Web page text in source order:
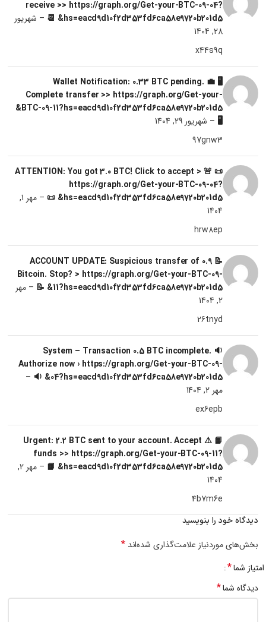
receive >> https://graph.org/Get-your-BTC-09-04?
hs=eacd9d10f2d353fd6ca58e9720b201d5& 📆
– شهریور
28, 1404
x44s9q
🖥 💼 Wallet Notification: 0.33 BTC pending.
Complete transfer >> https://graph.org/Get-your-
BTC-09-11?hs=eacd9d10f2d353fd6ca58e9720b201d5&
🖥
– شهریور 29, 1404
97gnw3
📜 🚨 ATTENTION: You got 3.0 BTC! Click to accept >
https://graph.org/Get-your-BTC-09-04?
hs=eacd9d10f2d353fd6ca58e9720b201d5& 📜
–
مهر 1,
1404
hrw8ep
📝 ACCOUNT UPDATE: Suspicious transfer of 0.9
Bitcoin. Stop? > https://graph.org/Get-your-BTC-09-
11?hs=eacd9d10f2d353fd6ca58e9720b201d5& 📝
– مهر
2, 1404
26tnyd
🔉 System – Transaction 0.5 BTC incomplete.
Authorize now › https://graph.org/Get-your-BTC-09-
04?hs=eacd9d10f2d353fd6ca58e9720b201d5& 🔉
–
مهر 2, 1404
ex6epb
📙 ⚠️ Urgent: 2.2 BTC sent to your account. Accept
funds >> https://graph.org/Get-your-BTC-09-11?
hs=eacd9d10f2d353fd6ca58e9720b201d5& 📙
–
مهر 2,
1404
4b7m6e
دیدگاه خود را بنویسید
بخش‌های موردنیاز علامت‌گذاری شده‌اند*
امتیاز شما*
دیدگاه شما*